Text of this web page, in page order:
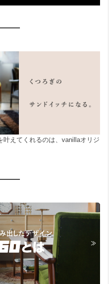
叶えてくれるのは、vanillaオリジ